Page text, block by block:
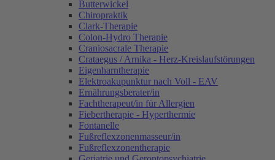
Butterwickel
Chiropraktik
Clark-Therapie
Colon-Hydro Therapie
Craniosacrale Therapie
Crataegus / Arnika - Herz-Kreislaufstörungen
Eigenharntherapie
Elektroakupunktur nach Voll - EAV
Ernährungsberater/in
Fachtherapeut/in für Allergien
Fiebertherapie - Hyperthermie
Fontanelle
Fußreflexzonenmasseur/in
Fußreflexzonentherapie